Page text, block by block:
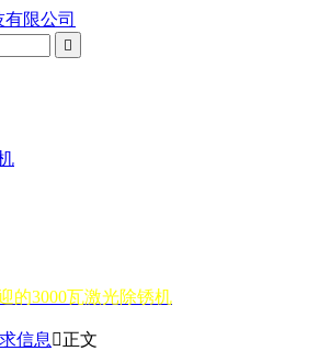

的3000瓦激光除锈机
信息 正文